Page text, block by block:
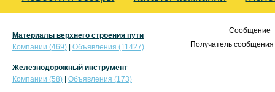
Сообщение
Получатель сообщения
Материалы верхнего строения пути
Компании (469)
Объявления (11427)
Железнодорожный инструмент
Компании (58)
Объявления (173)